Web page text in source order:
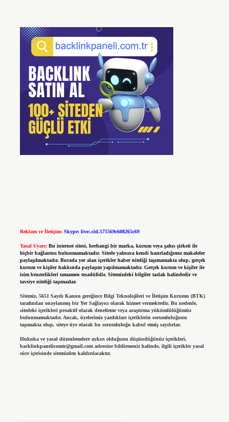
Reklam ve İletişim: Skype: live:.cid.575569c608265c69
Yasal Uyarı: Bu internet sitesi, herhangi bir marka, kurum veya şahıs şirketi ile
hiçbir bağlantısı bulunmamaktadır. Sitede yalnızca kendi hazırladığımız makaleler
paylaşılmaktadır. Burada yer alan içerikler haber niteliği taşımamakta olup, gerçek
kurum ve kişiler hakkında paylaşım yapılmamaktadır. Gerçek kurum ve kişiler ile
isim benzerlikleri tamamen tesadüfidir. Sitemizdeki bilgiler taslak halindedir ve
tavsiye niteliği taşımazlar.
Sitemiz, 5651 Sayılı Kanun gereğince Bilgi Teknolojileri ve İletişim Kurumu (BTK)
tarafından onaylanmış bir Yer Sağlayıcı olarak hizmet vermektedir. Bu nedenle,
sitedeki içerikleri proaktif olarak denetleme veya araştırma yükümlülüğümüz
bulunmamaktadır. Ancak, üyelerimiz yazdıkları içeriklerin sorumluluğunu
taşımakta olup, siteye üye olarak bu sorumluluğu kabul etmiş sayılırlar.
Hukuka ve yasal düzenlemelere aykırı olduğunu düşündüğünüz içerikleri,
backlinkpanelicomtr@gmail.comadresine bildirmeniz halinde, ilgili içerikler yasal
süre içerisinde sitemizden kaldırılacaktır.